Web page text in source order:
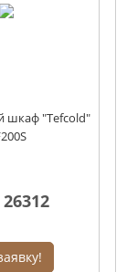
шкаф "Tefcold"